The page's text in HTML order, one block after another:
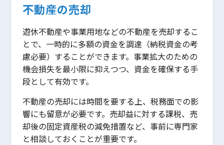
不動産の売却
遊休不動産や事業用地などの不動産を売却するこ
とで、一時的に多額の資金を調達（納税資金の考
慮必要）することができます。事業拡大のための
機会損失を最小限に抑えつつ、資金を確保する手
段として有効です。
不動産の売却には時間を要する上、税務面での影
響にも留意が必要です。売却益に対する課税、売
却後の固定資産税の減免措置など、事前に専門家
と相談しておくことが重要です。